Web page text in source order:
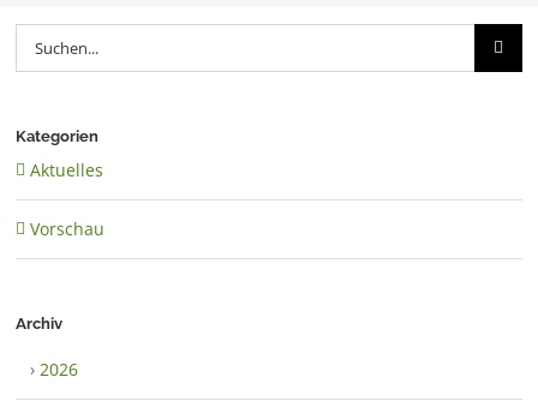
Suche
nach:
Kategorien
Aktuelles
Vorschau
Archiv
›2026